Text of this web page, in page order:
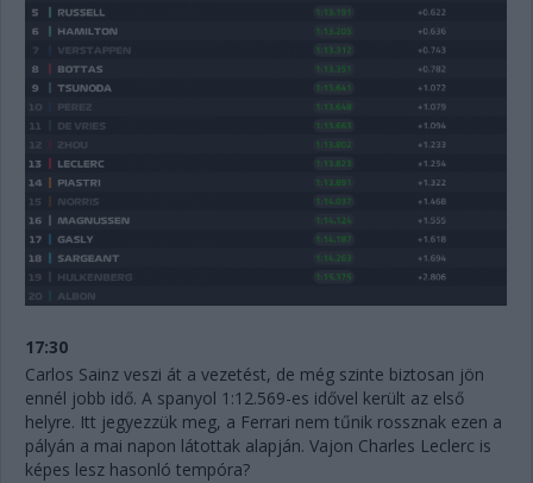
17:30
Carlos Sainz veszi át a vezetést, de még szinte biztosan jön
ennél jobb idő. A spanyol 1:12.569-es idővel került az első
helyre. Itt jegyezzük meg, a Ferrari nem tűnik rossznak ezen a
pályán a mai napon látottak alapján. Vajon Charles Leclerc is
képes lesz hasonló tempóra?